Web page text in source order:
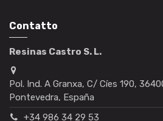
Contatto
Resinas Castro S. L.
Pol. Ind. A Granxa, C/ Cíes 190,
Pontevedra, España
+34 986 34 29 53